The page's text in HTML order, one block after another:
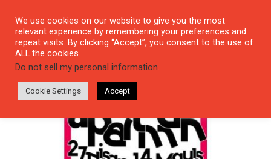
Tag: Cins
We use cookies on our website to give you the most
relevant experience by remembering your preferences and
repeat visits. By clicking “Accept”, you consent to the use of
ALL the cookies.
Do not sell my personal information.
Cookie Settings Accept